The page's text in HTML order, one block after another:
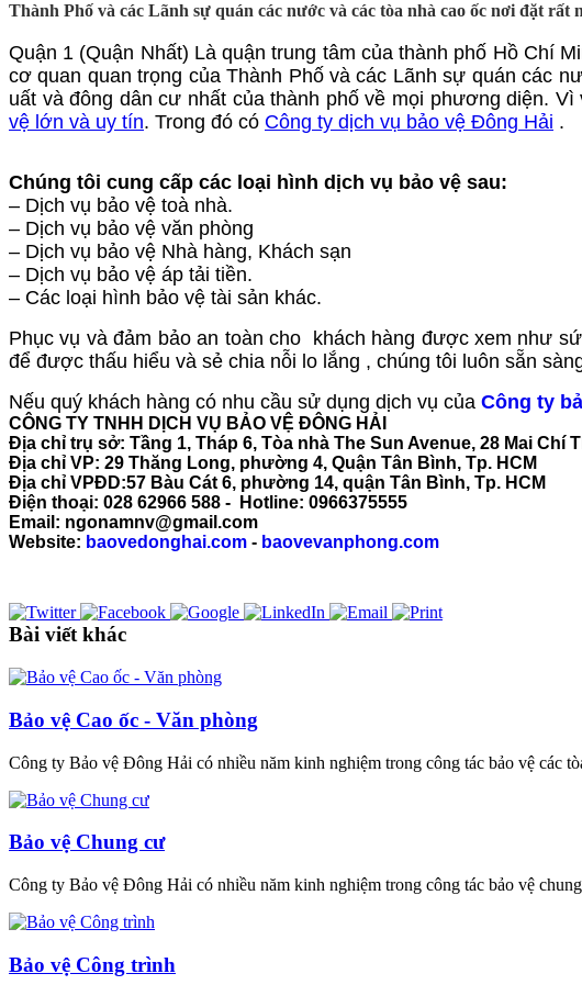
Thành Phố và các Lãnh sự quán các nước và các tòa nhà cao ốc nơi đặt rất
Quận 1 (Quận Nhất) Là quận trung tâm của thành phố Hồ Chí
cơ quan quan trọng của Thành Phố và các Lãnh sự quán các
uất và đông dân cư nhất của thành phố về mọi phương diện.
vệ lớn và uy tín. Trong đó có Công ty dịch vụ bảo vệ Đông Hải .
Chúng tôi cung cấp các loại hình dịch vụ bảo vệ sau:
– Dịch vụ bảo vệ toà nhà.
– Dịch vụ bảo vệ văn phòng
– Dịch vụ bảo vệ Nhà hàng, Khách sạn
– Dịch vụ bảo vệ áp tải tiền.
– Các loại hình bảo vệ tài sản khác.
Phục vụ và đảm bảo an toàn cho khách hàng được xem như
để được thấu hiểu và sẻ chia nỗi lo lắng , chúng tôi luôn sẵn
Nếu quý khách hàng có nhu cầu sử dụng dịch vụ của Công ty
CÔNG TY TNHH DỊCH VỤ BẢO VỆ ĐÔNG HẢI
Địa chỉ trụ sở: Tầng 1, Tháp 6, Tòa nhà The Sun Avenue, 28 Mai Chí
Địa chỉ VP: 29 Thăng Long, phường 4, Quận Tân Bình, Tp. HCM
Địa chỉ VPĐD:57 Bàu Cát 6, phường 14, quận Tân Bình, Tp. HCM
Điện thoại: 028 62966 588 - Hotline: 0966375555
Email: ngonamnv@gmail.com
Website: baovedonghai.com - baovevanphong.com
Bài viết khác
Bảo vệ Cao ốc - Văn phòng
Công ty Bảo vệ Đông Hải có nhiều năm kinh nghiệm trong công tác bảo vệ các
Bảo vệ Chung cư
Công ty Bảo vệ Đông Hải có nhiều năm kinh nghiệm trong công tác bảo vệ
Bảo vệ Công trình